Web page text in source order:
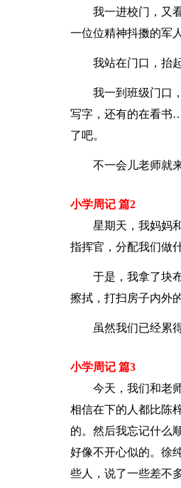
我一进校门，又
一位位精神抖擞的军
我站在门口，抬
我一到班级门口
写字，还有的在看书
了吧。
不一会儿老师就
小学周记 篇2
星期天，我妈妈
指挥官，分配我们做
于是，我拿了块
擦拭，打扫房子内外
虽然我们已经累
小学周记 篇3
今天，我们和老
相信在下的人都比陈
的。然后我忘记什么
好像不开心似的。徐
些人，说了一些差不